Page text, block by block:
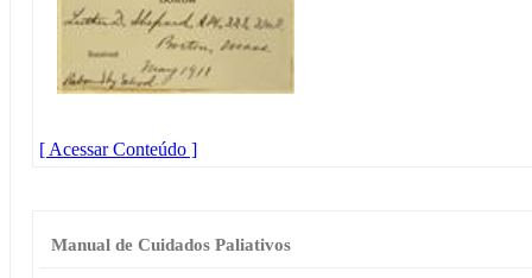
[ Acessar Conteúdo ]
Manual de Cuidados Paliativos